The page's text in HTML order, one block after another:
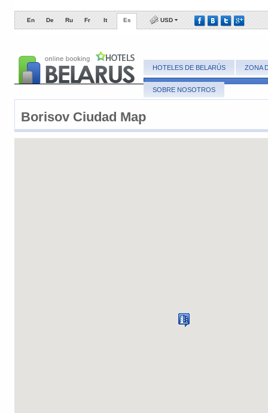
En De Ru Fr It Es USD
HOTELES DE BELARÚS ZONA
SOBRE NOSOTROS
Borisov ​Ciudad Map